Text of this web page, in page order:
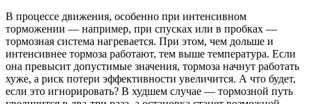
В процессе движения, особенно при интенсивном
торможении — например, при спусках или в пробках —
тормозная система нагревается. При этом, чем дольше и
интенсивнее тормоза работают, тем выше температура. Если
она превысит допустимые значения, тормоза начнут работать
хуже, а риск потери эффективности увеличится. А что будет,
если это игнорировать? В худшем случае — тормозной путь